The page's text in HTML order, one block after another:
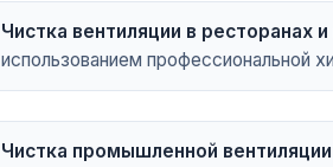
Чистка вентиляции в ресторанах
использованием профессиональной
Чистка промышленной вентиляции